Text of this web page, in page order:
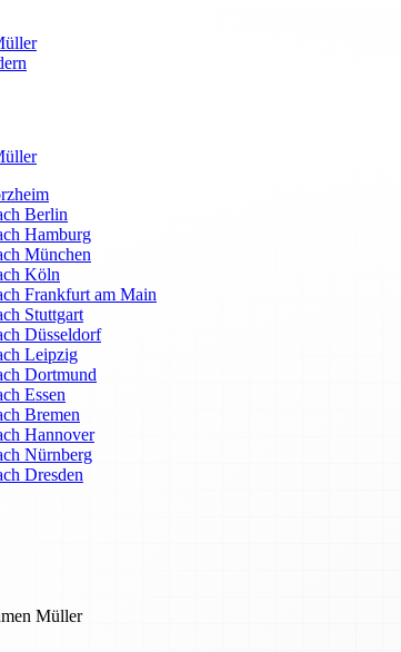
Berlin
Hamburg
München
Köln
Frankfurt am Main
Stuttgart
Düsseldorf
Leipzig
Dortmund
Essen
Bremen
Hannover
Nürnberg
Dresden
Müller